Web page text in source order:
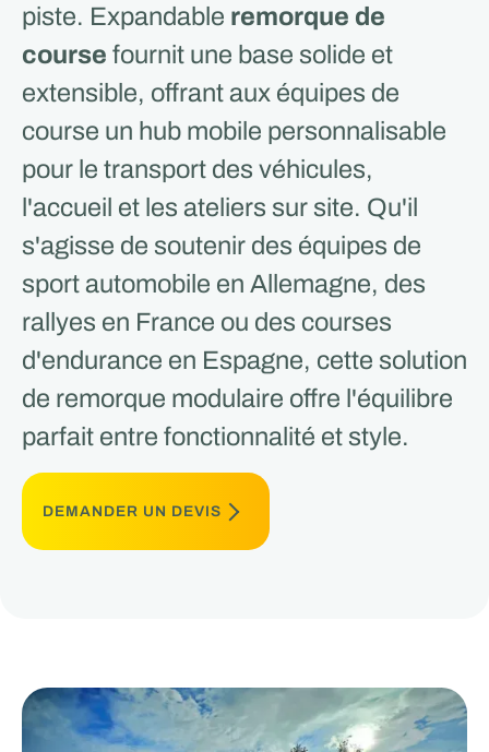
piste. Expandable remorque de
course fournit une base solide et
extensible, offrant aux équipes de
course un hub mobile personnalisable
pour le transport des véhicules,
l'accueil et les ateliers sur site. Qu'il
s'agisse de soutenir des équipes de
sport automobile en Allemagne, des
rallyes en France ou des courses
d'endurance en Espagne, cette solution
de remorque modulaire offre l'équilibre
parfait entre fonctionnalité et style.
DEMANDER UN DEVIS